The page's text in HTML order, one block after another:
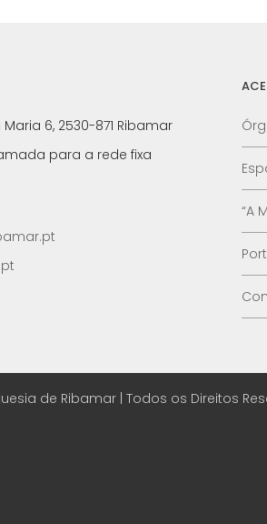
6, 2530-871 Ribamar
para a rede fixa
“A
de Ribamar | Todos os Direitos